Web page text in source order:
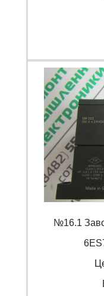
№16.1